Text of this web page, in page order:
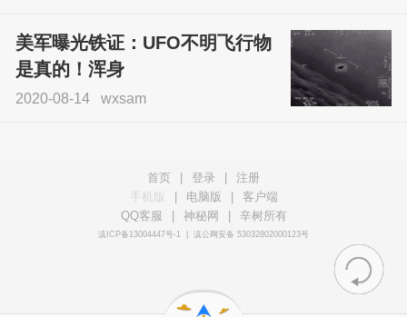
美军曝光铁证：UFO不明飞行物
是真的！浑身
2020-08-14 wxsam
首页 登录
注册
手机版
电脑版
客户端
QQ客服
神秘网 辛树所有
滇ICP备13004447号-1 滇公网安备 53032802000123号